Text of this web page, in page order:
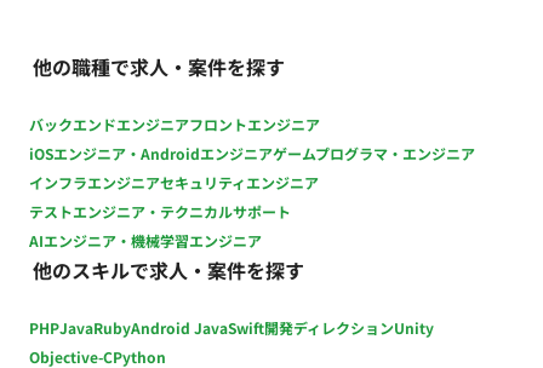
他の職種で求人・案件を探す
バックエンドエンジニアフロントエンジニア
iOSエンジニア・Androidエンジニアゲームプログラマ・エンジニア
インフラエンジニアセキュリティエンジニア
テストエンジニア・テクニカルサポート
AIエンジニア・機械学習エンジニア
他のスキルで求人・案件を探す
PHPJavaRubyAndroid JavaSwift開発ディレクションUnity
Objective-CPython